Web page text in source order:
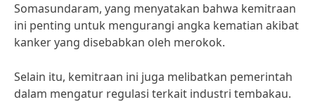
Somasundaram, yang menyatakan bahwa kemitraan
ini penting untuk mengurangi angka kematian akibat
kanker yang disebabkan oleh merokok.
Selain itu, kemitraan ini juga melibatkan pemerintah
dalam mengatur regulasi terkait industri tembakau.